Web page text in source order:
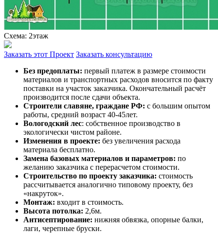
Схема: 2этаж
Заказать этот Проект Заказать консультацию
Без предоплаты: первый платеж в размере стоимости
материалов и транспортных расходов вносится по факту
поставки на участок заказчика. Окончательный расчёт
производится после сдачи объекта.
Строители славяне, граждане РФ: с большим опытом
работы, средний возраст 40-45лет.
Вологодский лес: собственное производство в
экологически чистом районе.
Изменения в проекте: без увеличения расхода
материала бесплатно.
Замена базовых материалов и параметров: по
желанию заказчика с перерасчетом стоимости.
Строительство по проекту заказчика: стоимость
рассчитывается аналогично типовому проекту, без
«накруток».
Монтаж: входит в стоимость.
Высота потолка: 2,6м.
Антисептирование: нижняя обвязка, опорные балки,
лаги, черепные бруски.